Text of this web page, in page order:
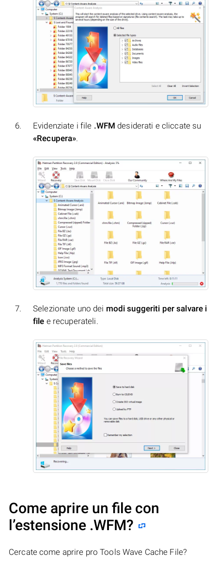
Evidenziate i file .WFM desiderati e cliccate su
«Recupera».
Selezionate uno dei modi suggeriti per salvare i
file e recuperateli.
Come aprire un file con
l’estensione .WFM?
Cercate come aprire pro Tools Wave Cache File?